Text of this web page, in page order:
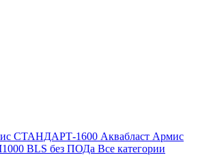
СТАНДАРТ-1600 Аквабласт Армис
BLS без ПОДа Все категории